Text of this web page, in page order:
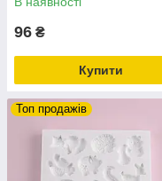
96 ₴
Купити
Топ продажів